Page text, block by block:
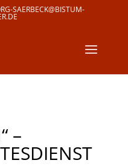
SAERBECK@BISTUM-
–